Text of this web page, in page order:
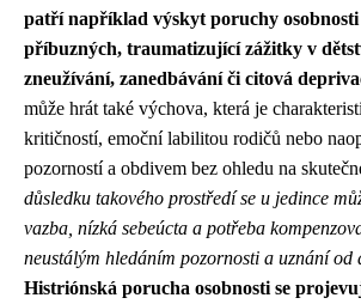
patří například výskyt poruchy
příbuzných, traumatizující zážitky v
zneužívání, zanedbávání či citová
může hrát také výchova, která je
kritičností, emoční labilitou rodičů nebo
pozorností a obdivem bez ohledu na
důsledku takového prostředí se u jedince
vazba, nízká sebeúcta a potřeba
neustálým hledáním pozornosti a uznání od
Histriónská porucha osobnosti se